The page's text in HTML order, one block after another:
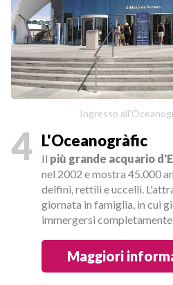
Ingresso
4 L'Oceanogràfic
Il più grande acquario
nel 2002 e mostra 45.000
delfini, rettili e uccelli.
giornata in famiglia, in cui
immergersi
Maggiori